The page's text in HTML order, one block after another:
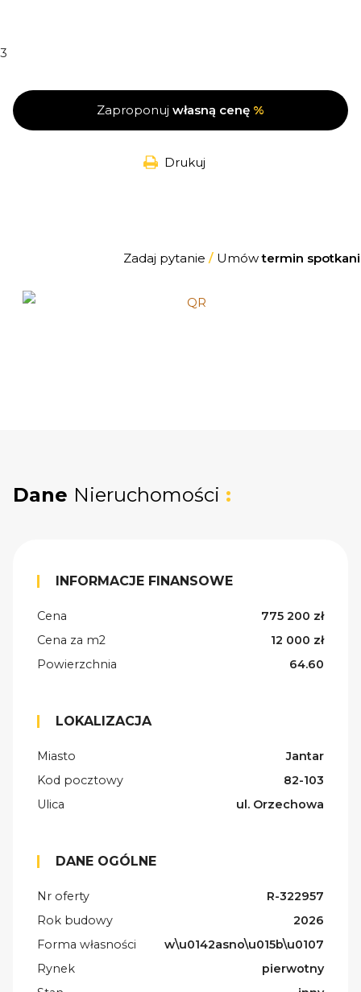
3
Zaproponuj własną cenę %
Drukuj
Zadaj pytanie /Umówtermin
Dane Nieruchomości :
INFORMACJE FINANSOWE
Cena
775 200 zł
Cena za m2
12 000 zł
Powierzchnia
64.60
LOKALIZACJA
Miasto
Jantar
Kod pocztowy
82-103
Ulica
ul. Orzechowa
DANE OGÓLNE
Nr oferty
R-322957
Rok budowy
2026
Forma własności
w\u0142asno\u015b\u0107
Rynek
pierwotny